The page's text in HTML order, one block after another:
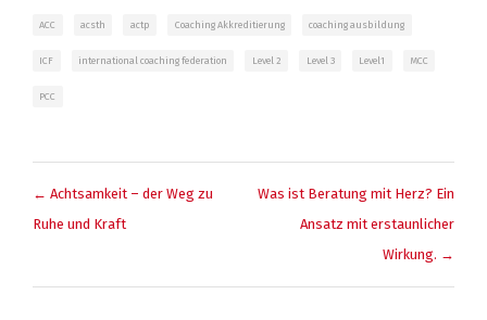
ACC acsth actp Coaching Akkreditierung coaching ausbildung
ICF international coaching federation Level 2 Level 3 Level1 MCC
PCC
← Achtsamkeit – der Weg zu
Ruhe und Kraft
Was ist Beratung mit Herz? Ein
Ansatz mit erstaunlicher
Wirkung. →